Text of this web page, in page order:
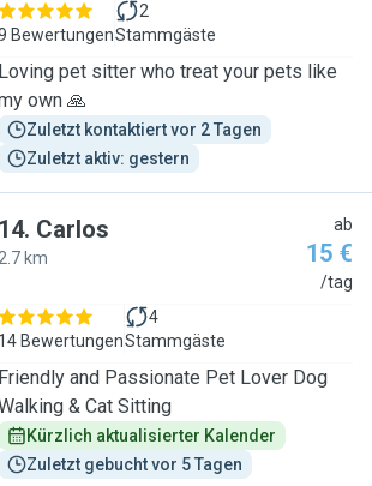
Bewertungen
2
Stammgäste
Loving pet sitter who treat your pets like
own 🙏
Zuletzt kontaktiert vor 2 Tagen
Zuletzt aktiv: gestern
14. Carlos
2.7 km
ab
15 €
/tag
14 Bewertungen
4
Stammgäste
Friendly and Passionate Pet Lover Dog
& Cat Sitting
Kürzlich aktualisierter Kalender
Zuletzt gebucht vor 5 Tagen